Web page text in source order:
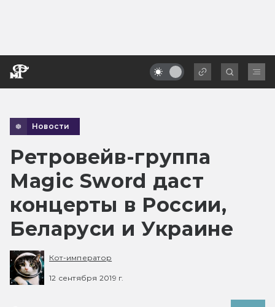
Новости
Ретровейв-группа
Magic Sword даст
концерты в России,
Беларуси и Украине
Кот-император
12 сентября 2019 г.